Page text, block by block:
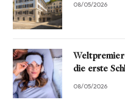
08/05/2026
die erste
08/05/2026